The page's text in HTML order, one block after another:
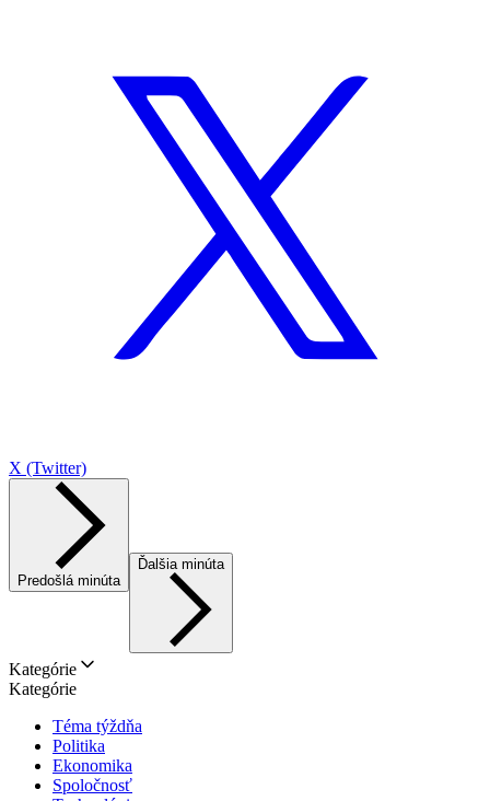
X (Twitter)
Predošlá minúta
Ďalšia minúta
Kategórie
Kategórie
Téma týždňa
Politika
Ekonomika
Spoločnosť